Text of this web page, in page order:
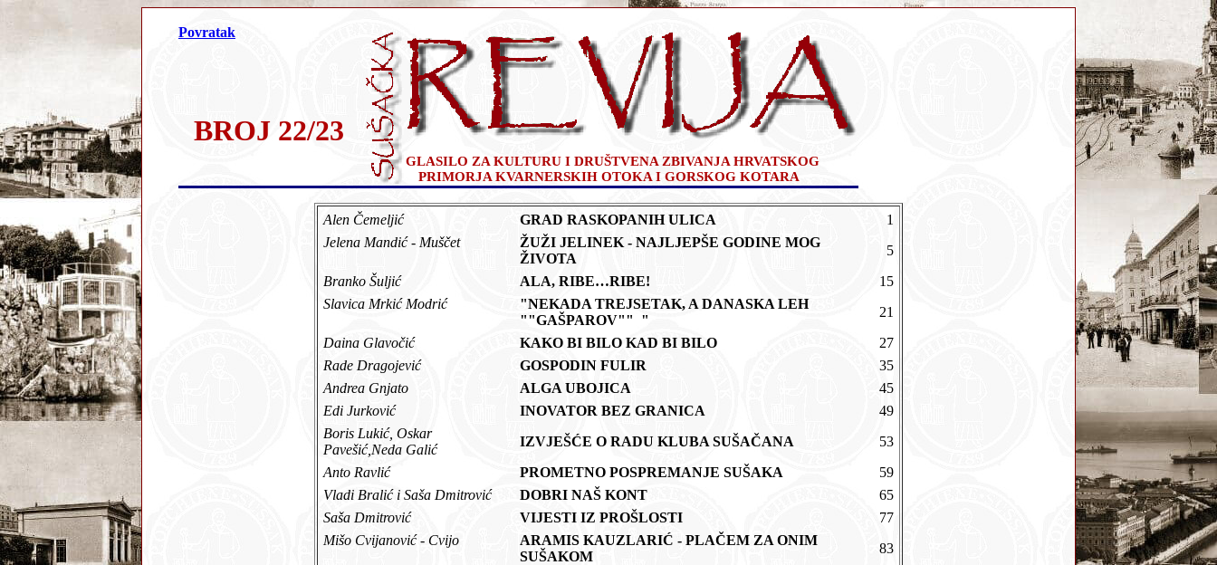
Povratak
GLASILO ZA KULTURU I DRUŠTVENA ZBIVANJA HRVATSKOG
PRIMORJA KVARNERSKIH OTOKA I GORSKOG KOTARA
BROJ 22/23
Alen Čemeljić GRAD RASKOPANIH ULICA
1
Jelena Mandić - Muščet
ŽUŽI JELINEK - NAJLJEPŠE GODINE MOG
ŽIVOTA
5
Branko Šuljić
ALA, RIBE…RIBE!
15
Slavica Mrkić Modrić
"NEKADA TREJSETAK, A DANASKA LEH
""GAŠPAROV"" "
21
Daina Glavočić
KAKO BI BILO KAD BI BILO
27
Rade Dragojević
GOSPODIN FULIR
35
Andrea Gnjato
ALGA UBOJICA
45
Edi Jurković
INOVATOR BEZ GRANICA
49
Boris Lukić, Oskar
Pavešić,Neda Galić
IZVJEŠĆE O RADU KLUBA SUŠAČANA
53
Anto Ravlić
PROMETNO POSPREMANJE SUŠAKA
59
Vladi Bralić i Saša Dmitrović
DOBRI NAŠ KONT
65
Saša Dmitrović
VIJESTI IZ PROŠLOSTI
77
Mišo Cvijanović - Cvijo
ARAMIS KAUZLARIĆ - PLAČEM ZA ONIM
SUŠAKOM
83